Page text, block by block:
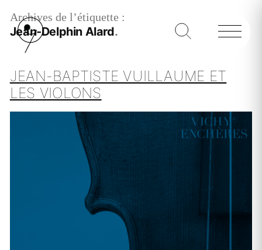
Archives de l’étiquette :
Jean-Delphin Alard
JEAN-BAPTISTE VUILLAUME ET
LES VIOLONS